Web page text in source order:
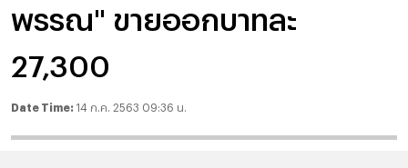
พรรณ" ขายออกบาทละ
27,300
Date Time: 14 ก.ค. 2563 09:36 น.